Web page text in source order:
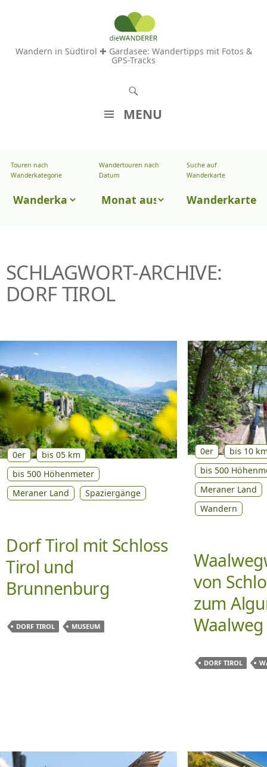
Wandern in Südtirol ✚ Gardasee: Wandertipps mit Fotos &
GPS-Tracks
MENU
M
S
P
R
I
E
Touren nach
Wanderkategorie
Touren
Wandertouren nach
Datum
Wandertouren
Datum
Suche auf
Wanderkarte
Wanderkarte
SCHLAGWORT-ARCHIVE:
DORF TIROL
0er
bis 05 km
bis 500 Höhenmeter
Meraner Land
Spaziergänge
Dorf Tirol mit Schloss
Tirol und
Brunnenburg
DORF TIROL MUSEUM
0er
bis 10
bis 500
Meraner Land
Wandern
von
zum
Waalweg
DORF TIROL